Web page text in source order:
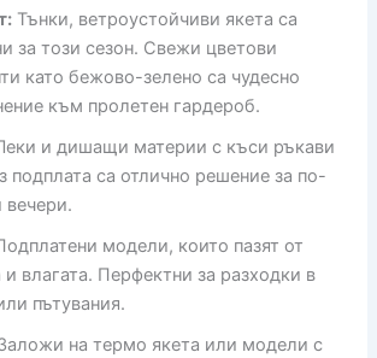
Тънки, ветроустойчиви якета са
за този сезон. Свежи цветови
като бежово-зелено са чудесно
към пролетен гардероб.
и дишащи материи с къси ръкави
подплата са отлично решение за по-
вечери.
модели, които пазят от
и влагата. Перфектни за разходки в
пътувания.
на термо якета или модели с